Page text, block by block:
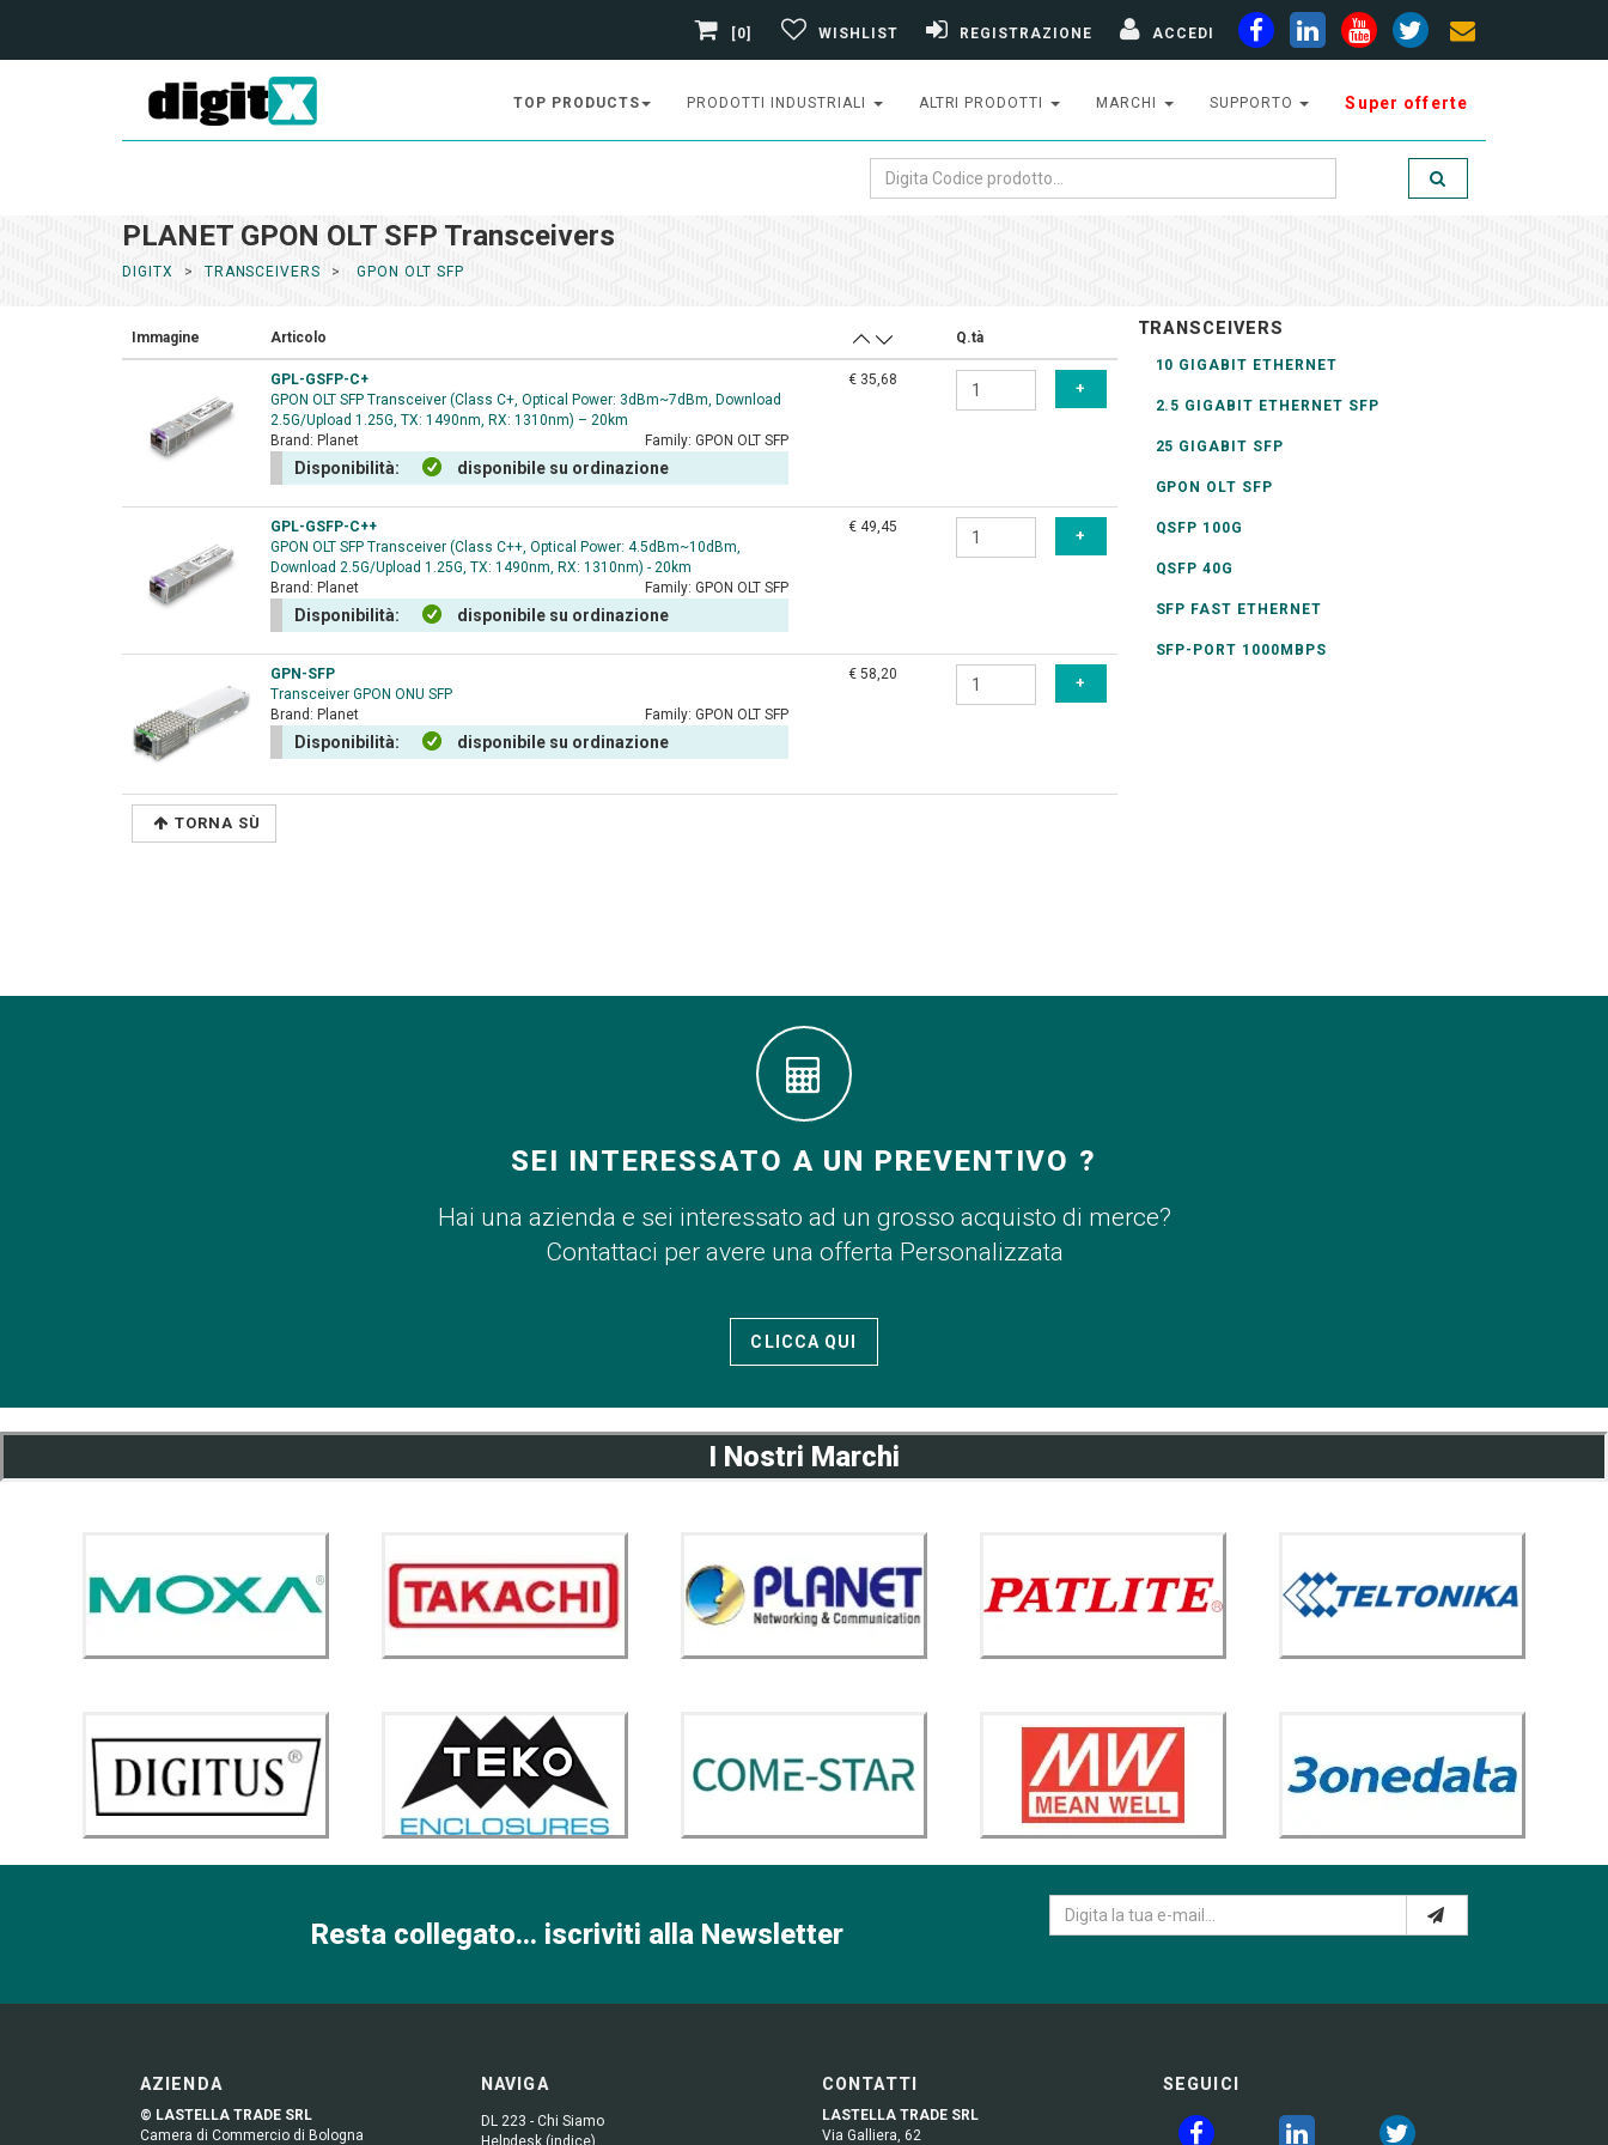
[0] WISHLIST REGISTRAZIONE ACCEDI
TOP PRODUCTS PRODOTTI INDUSTRIALI ALTRI PRODOTTI MARCHI SUPPORTO Super offerte
PLANET GPON OLT SFP Transceivers
DIGITX TRANSCEIVERS GPON OLT SFP
Immagine Articolo Q.tà
GPL-GSFP-C+
GPON OLT SFP Transceiver (Class C+, Optical Power: 3dBm~7dBm, Download
2.5G/Upload 1.25G, TX: 1490nm, RX: 1310nm) – 20km
Brand: Planet Family: GPON OLT SFP
Disponibilità: disponibile su ordinazione
€ 35,68
GPL-GSFP-C++
GPON OLT SFP Transceiver (Class C++, Optical Power: 4.5dBm~10dBm,
Download 2.5G/Upload 1.25G, TX: 1490nm, RX: 1310nm) - 20km
Brand: Planet Family: GPON OLT SFP
Disponibilità: disponibile su ordinazione
€ 49,45
GPN-SFP
Transceiver GPON ONU SFP
Brand: Planet Family: GPON OLT SFP
Disponibilità: disponibile su ordinazione
€ 58,20
TORNA SÙ
TRANSCEIVERS
10 GIGABIT ETHERNET
2.5 GIGABIT ETHERNET SFP
25 GIGABIT SFP
GPON OLT SFP
QSFP 100G
QSFP 40G
SFP FAST ETHERNET
SFP-PORT 1000MBPS
SEI INTERESSATO A UN PREVENTIVO ?
Hai una azienda e sei interessato ad un grosso acquisto di merce?
Contattaci per avere una offerta Personalizzata
CLICCA QUI
I Nostri Marchi
Resta collegato... iscriviti alla Newsletter
AZIENDA
© LASTELLA TRADE SRL
Camera di Commercio di Bologna
NAVIGA
DL 223 - Chi Siamo
Helpdesk (indice)
CONTATTI
LASTELLA TRADE SRL
Via Galliera, 62
SEGUICI